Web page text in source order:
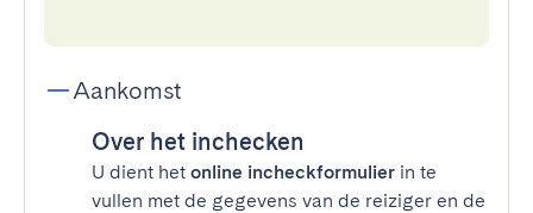
Aankomst
Over het inchecken
U dient het online incheckformulier in te
vullen met de gegevens van de reiziger en de